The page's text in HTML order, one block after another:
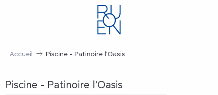
Accueil Piscine - Patinoire l'Oasis
Piscine - Patinoire l'Oasis